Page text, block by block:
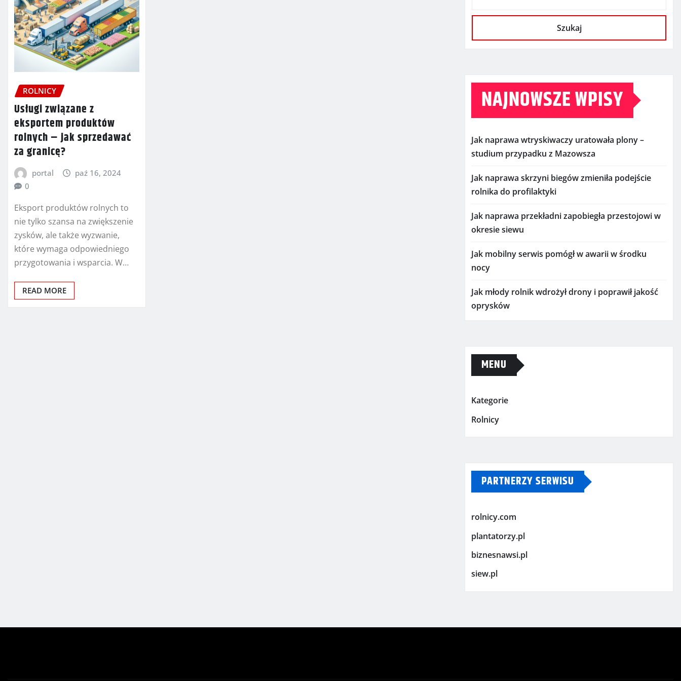
ROLNICY
Usługi związane z
eksportem produktów
rolnych – jak sprzedawać
za granicę?
portal
paź 16, 2024
0
Eksport produktów rolnych to
nie tylko szansa na zwiększenie
zysków, ale także wyzwanie,
które wymaga odpowiedniego
przygotowania i wsparcia. W…
READ MORE
Szukaj
NAJNOWSZE WPISY
Jak naprawa wtryskiwaczy uratowała plony –
studium przypadku z Mazowsza
Jak naprawa skrzyni biegów zmieniła podejście
rolnika do profilaktyki
Jak naprawa przekładni zapobiegła przestojowi w
okresie siewu
Jak mobilny serwis pomógł w awarii w środku
nocy
Jak młody rolnik wdrożył drony i poprawił jakość
oprysków
MENU
Kategorie
Rolnicy
PARTNERZY SERWISU
rolnicy.com
plantatorzy.pl
biznesnawsi.pl
siew.pl